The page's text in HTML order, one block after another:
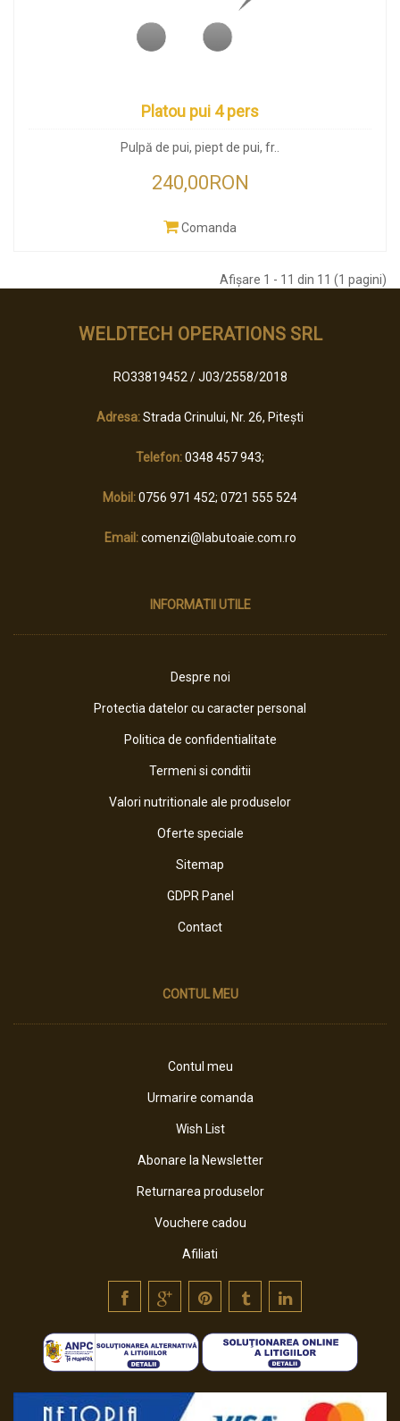
Platou pui 4 pers
Pulpă de pui, piept de pui, fr..
240,00RON
Comanda
Afişare 1 - 11 din 11 (1 pagini)
WELDTECH OPERATIONS SRL
RO33819452 / J03/2558/2018
Adresa:Strada Crinului, Nr. 26, Pitești
Telefon:0348 457 943;
Mobil:0756 971 452; 0721 555 524
Email:comenzi@labutoaie.com.ro
INFORMATII UTILE
Despre noi
Protectia datelor cu caracter personal
Politica de confidentialitate
Termeni si conditii
Valori nutritionale ale produselor
Oferte speciale
Sitemap
GDPR Panel
Contact
CONTUL MEU
Contul meu
Urmarire comanda
Wish List
Abonare la Newsletter
Returnarea produselor
Vouchere cadou
Afiliati